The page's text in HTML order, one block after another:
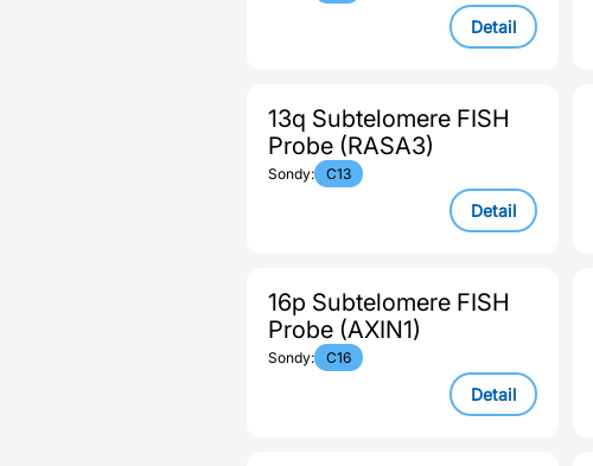
Detail
13q Subtelomere FISH
Probe (RASA3)
Sondy: C13
Detail
16p Subtelomere FISH
Probe (AXIN1)
Sondy: C16
Detail